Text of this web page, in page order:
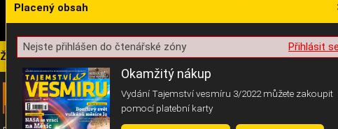
Žádost o souhlas s ukládáním volitelných informací
Placený obsah
Přihlásit
Nejste přihlášen do čtenářské zóny
Okamžitý nákup
Vydání Tajemství vesmíru 3/2022 můžete zakoupit
pomocí platební karty